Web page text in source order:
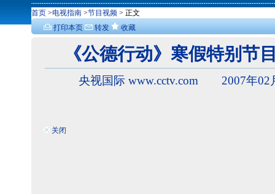
首页 >电视指南 >节目视频 > 正文
打印本页
转发 收藏
关闭
《公德行动》寒假特别节
央视国际 www.cctv.com 2007年02